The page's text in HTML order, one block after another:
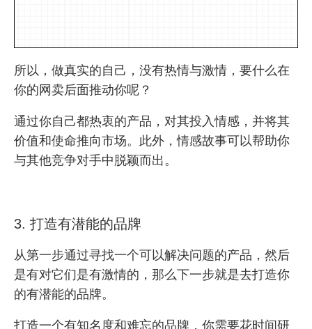
所以，做真实的自己，没有热情与激情，要什么在
你的网卖后面推动你呢？
通过你自己都热衷的产品，对其投入情感，并将其
价值和使命推向市场。此外，情感故事可以帮助你
与其他竞争对手中脱颖而出。
3. 打造有潜能的品牌
从第一步通过寻找一个可以解决问题的产品，然后
是有对它们是有激情的，那么下一步就是去打造你
的有潜能的品牌。
打造一个有知名度和难忘的品牌，你需要花时间研